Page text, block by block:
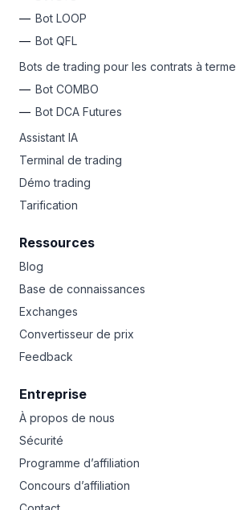
Bot LOOP
Bot QFL
Bots de trading pour les contrats à terme
Bot COMBO
Bot DCA Futures
Assistant IA
Terminal de trading
Démo trading
Tarification
Ressources
Blog
Base de connaissances
Exchanges
Convertisseur de prix
Feedback
Entreprise
À propos de nous
Sécurité
Programme d’affiliation
Concours d’affiliation